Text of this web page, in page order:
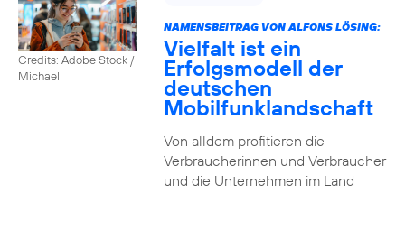
Credits: Adobe Stock /
Michael
NAMENSBEITRAG VON ALFONS LÖSING:
Vielfalt ist ein
Erfolgsmodell der
deutschen
Mobilfunklandschaft
Von alldem profitieren die
Verbraucherinnen und Verbraucher
und die Unternehmen im Land